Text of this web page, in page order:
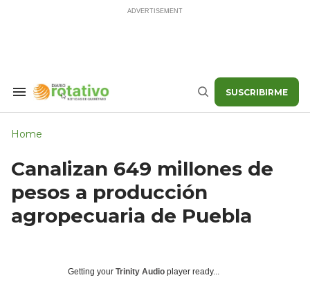
Search
Buscar SUSCRIBIRME
Home
Canalizan 649 millones de
pesos a producción
agropecuaria de Puebla
Getting your Trinity Audio player ready...